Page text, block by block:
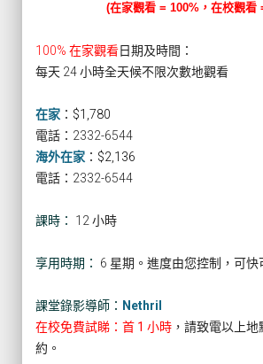
(在家觀看 = 100%，在校觀看
100% 在家觀看日期及時間：
每天 24 小時全天候不限次數地觀看
在家 ： $1,780
電話：2332-6544
海外在家 ： $2,136
電話：2332-6544
課時： 12 小時
享用時期： 6 星期。進度由您控制，可快
課堂錄影導師： Nethril
在校免費試睇：首 1 小時 ，請致電以上
約。